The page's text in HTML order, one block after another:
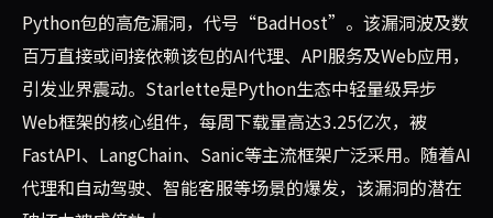
Python包的高危漏洞，代号“BadHost”。该漏洞波及数
百万直接或间接依赖该包的AI代理、API服务及Web应用，
引发业界震动。Starlette是Python生态中轻量级异步
Web框架的核心组件，每周下载量高达3.25亿次，被
FastAPI、LangChain、Sanic等主流框架广泛采用。随着AI
代理和自动驾驶、智能客服等场景的爆发，该漏洞的潜在